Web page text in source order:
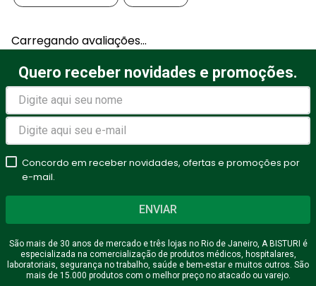
Carregando avaliações…
Quero receber novidades e promoções.
Concordo em receber novidades, ofertas e promoções por
e-mail.
ENVIAR
São mais de 30 anos de mercado e três lojas no Rio de Janeiro, A BISTURI é
especializada na comercialização de produtos médicos, hospitalares,
laboratoriais, segurança no trabalho, saúde e bem-estar e muitos outros. São
mais de 15.000 produtos com o melhor preço no atacado ou varejo.